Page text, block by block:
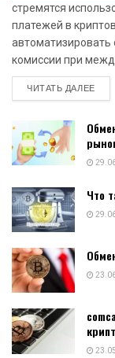
стремятся
платежей в
автоматизировать
комиссии при
ЧИТАТЬ ДАЛЕЕ
Что